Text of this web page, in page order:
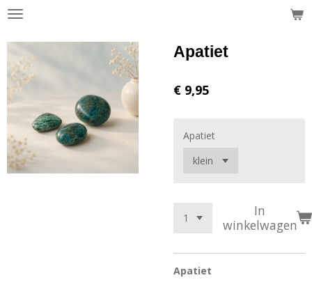
Ga
naar
hoofdinhoud
Apatiet
€ 9,95
Apatiet
In
winkelwagen
Apatiet